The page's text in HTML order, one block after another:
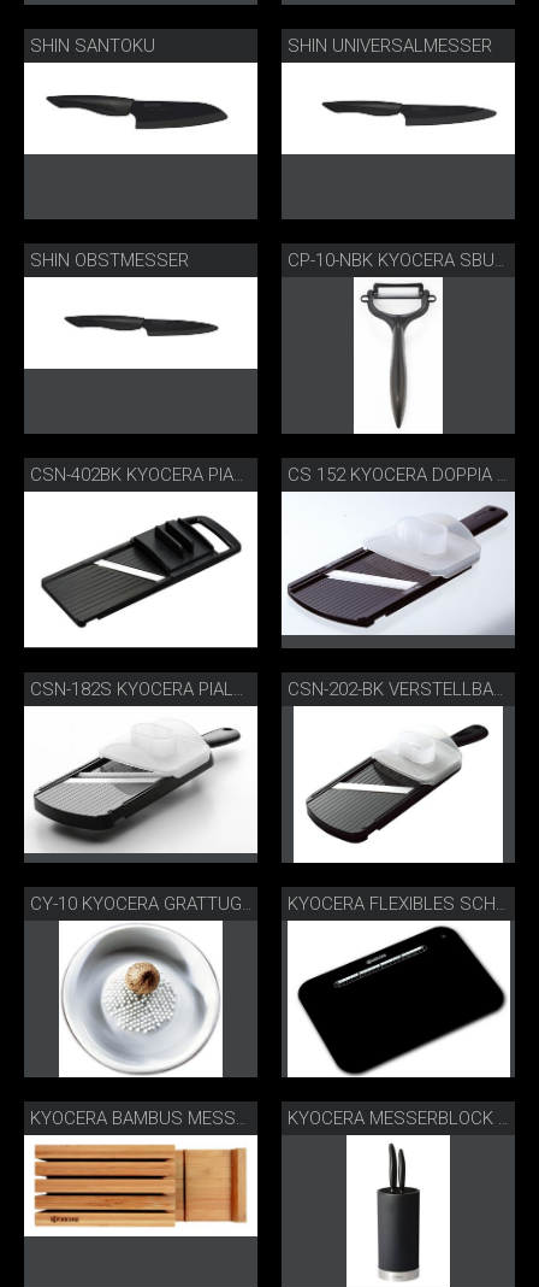
SHIN SANTOKU SHIN UNIVERSALMESSER
SHIN OBSTMESSER